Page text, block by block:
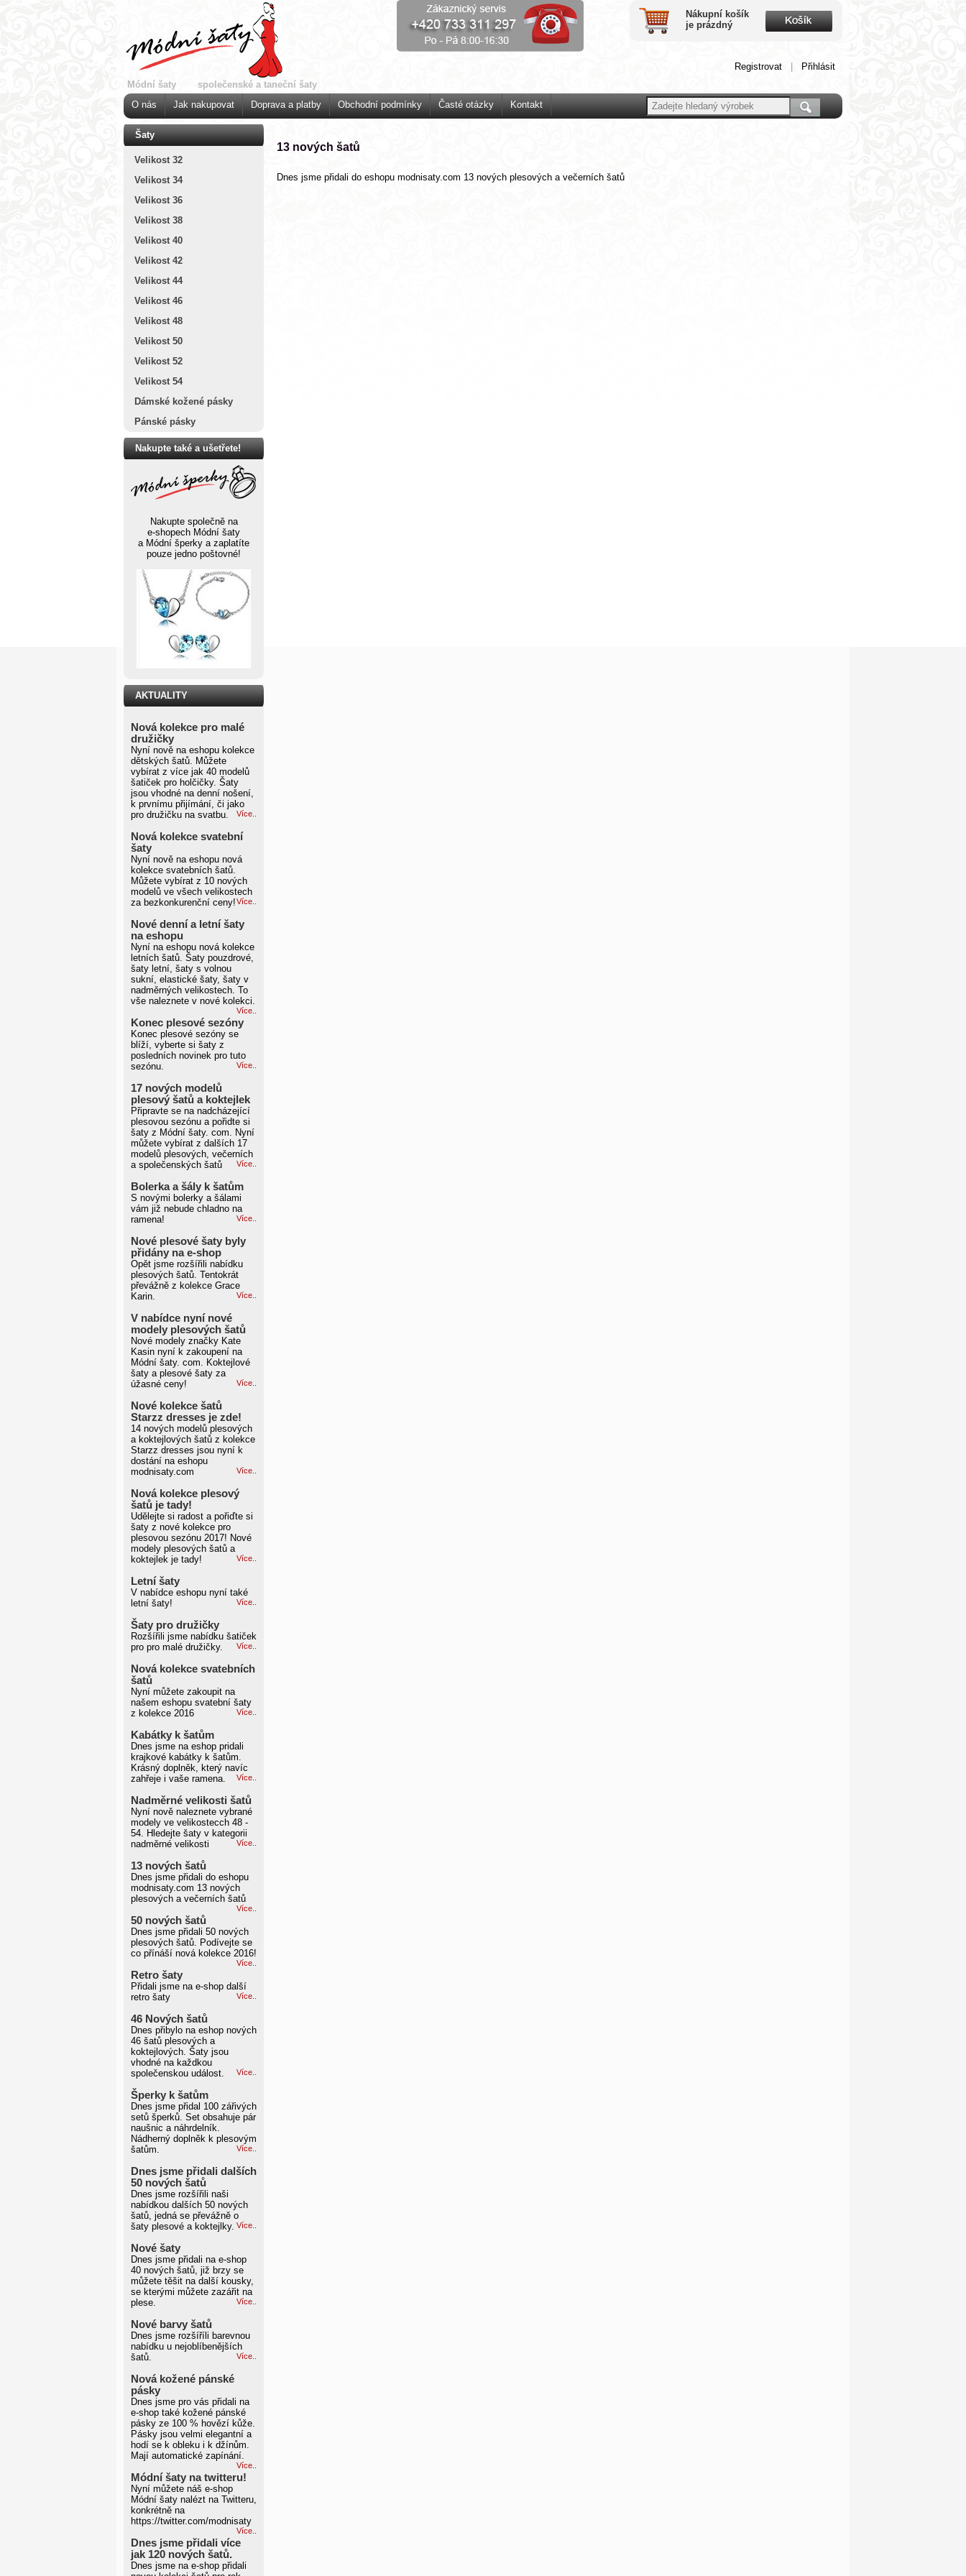
Módní šaty společenské a taneční šaty
Nákupní košík
je prázdný
Registrovat Přihlásit
O nás Jak nakupovat Doprava a platby Obchodní podmínky Časté otázky Kontakt
Šaty
Velikost 32
Velikost 34
Velikost 36
Velikost 38
Velikost 40
Velikost 42
Velikost 44
Velikost 46
Velikost 48
Velikost 50
Velikost 52
Velikost 54
Dámské kožené pásky
Pánské pásky
Nakupte také a ušetřete!
Nakupte společně na
e-shopech Módní šaty
a Módní šperky a zaplatíte
pouze jedno poštovné!
AKTUALITY
Nová kolekce pro malé
družičky
Nyní nově na eshopu kolekce
dětských šatů. Můžete
vybírat z více jak 40 modelů
šatiček pro holčičky. Šaty
jsou vhodné na denní nošení,
k prvnímu přijímání, či jako
pro družičku na svatbu.
Více..
Nová kolekce svatební
šaty
Nyní nově na eshopu nová
kolekce svatebních šatů.
Můžete vybírat z 10 nových
modelů ve všech velikostech
za bezkonkurenční ceny!Více..
Nové denní a letní šaty
na eshopu
Nyní na eshopu nová kolekce
letních šatů. Šaty pouzdrové,
šaty letní, šaty s volnou
sukní, elastické šaty, šaty v
nadměrných velikostech. To
vše naleznete v nové kolekci.
Více..
Konec plesové sezóny
Konec plesové sezóny se
blíží, vyberte si šaty z
posledních novinek pro tuto
sezónu.
Více..
17 nových modelů
plesový šatů a koktejlek
Připravte se na nadcházející
plesovou sezónu a pořidte si
šaty z Módní šaty. com. Nyní
můžete vybírat z dalších 17
modelů plesových, večerních
a společenských šatů
Více..
Bolerka a šály k šatům
S novými bolerky a šálami
vám již nebude chladno na
ramena!
Více..
Nové plesové šaty byly
přidány na e-shop
Opět jsme rozšířili nabídku
plesových šatů. Tentokrát
převážně z kolekce Grace
Karin.
Více..
V nabídce nyní nové
modely plesových šatů
Nové modely značky Kate
Kasin nyní k zakoupení na
Módní šaty. com. Koktejlové
šaty a plesové šaty za
úžasné ceny!
Více..
Nové kolekce šatů
Starzz dresses je zde!
14 nových modelů plesových
a koktejlových šatů z kolekce
Starzz dresses jsou nyní k
dostání na eshopu
modnisaty.com
Více..
Nová kolekce plesový
šatů je tady!
Udělejte si radost a pořiďte si
šaty z nové kolekce pro
plesovou sezónu 2017! Nové
modely plesových šatů a
koktejlek je tady!
Více..
Letní šaty
V nabídce eshopu nyní také
letní šaty!
Více..
Šaty pro družičky
Rozšířili jsme nabídku šatiček
pro pro malé družičky.
Více..
Nová kolekce svatebních
šatů
Nyní můžete zakoupit na
našem eshopu svatební šaty
z kolekce 2016
Více..
Kabátky k šatům
Dnes jsme na eshop pridali
krajkové kabátky k šatům.
Krásný doplněk, který navíc
zahřeje i vaše ramena.
Více..
Nadměrné velikosti šatů
Nyní nově naleznete vybrané
modely ve velikostecch 48 -
54. Hledejte šaty v kategorii
nadměrné velikosti
Více..
13 nových šatů
Dnes jsme přidali do eshopu
modnisaty.com 13 nových
plesových a večerních šatů
Více..
50 nových šatů
Dnes jsme přidali 50 nových
plesových šatů. Podívejte se
co přínáší nová kolekce 2016!
Více..
Retro šaty
Přidali jsme na e-shop další
retro šaty
Více..
46 Nových šatů
Dnes přibylo na eshop nových
46 šatů plesových a
koktejlových. Šaty jsou
vhodné na každkou
společenskou událost.
Více..
Šperky k šatům
Dnes jsme přidal 100 zářivých
setů šperků. Set obsahuje pár
naušnic a náhrdelník.
Nádherný doplněk k plesovým
šatům.
Více..
Dnes jsme přidali dalších
50 nových šatů
Dnes jsme rozšířili naši
nabídkou dalších 50 nových
šatů, jedná se převážně o
šaty plesové a koktejlky. Více..
Nové šaty
Dnes jsme přidali na e-shop
40 nových šatů, již brzy se
můžete těšit na další kousky,
se kterými můžete zazářit na
plese.
Více..
Nové barvy šatů
Dnes jsme rozšíříli barevnou
nabídku u nejoblíbenějších
šatů.
Více..
Nová kožené pánské
pásky
Dnes jsme pro vás přidali na
e-shop také kožené pánské
pásky ze 100 % hovězí kůže.
Pásky jsou velmi elegantní a
hodí se k obleku i k džínům.
Mají automatické zapínání.
Více..
Módní šaty na twitteru!
Nyní můžete náš e-shop
Módní šaty nalézt na Twitteru,
konkrétně na
https://twitter.com/modnisaty
Více..
Dnes jsme přidali více
jak 120 nových šatů.
Dnes jsme na e-shop přidali
13 nových šatů
Dnes jsme přidali do eshopu modnisaty.com 13 nových plesových a večerních šatů